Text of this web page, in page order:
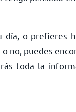
día, o prefieres
no, puedes
toda la